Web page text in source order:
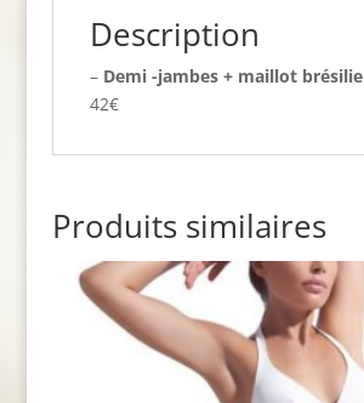
Description
– Demi -jambes + maillot
42€
Produits similaires